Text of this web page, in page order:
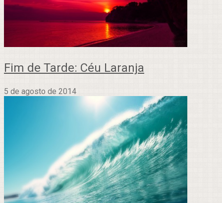
Fim de Tarde: Céu Laranja
5 de agosto de 2014